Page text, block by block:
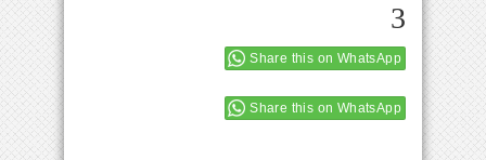
3
Share this on WhatsApp
Share this on WhatsApp